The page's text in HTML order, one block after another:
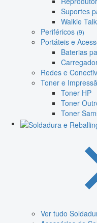
Suportes
Walkie
Periféricos (9)
Portáteis e
Baterias
Redes e
Toner e
Toner HP
Toner
Toner
Ver tudo